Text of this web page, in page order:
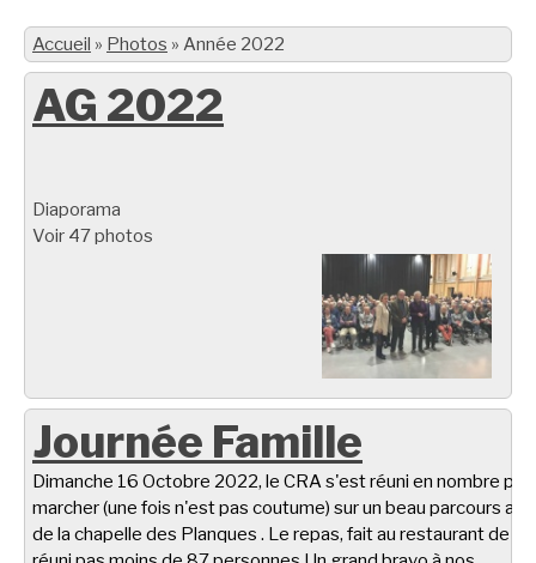
Accueil » Photos » Année 2022
AG 2022
Diaporama
Voir 47 photos
Journée Famille
Dimanche 16 Octobre 2022, le CRA s'est réuni en nombre
marcher (une fois n'est pas coutume) sur un beau parcours
de la chapelle des Planques . Le repas, fait au restaurant de